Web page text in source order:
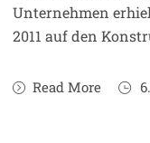
Unternehmen
2011 auf den
Read More